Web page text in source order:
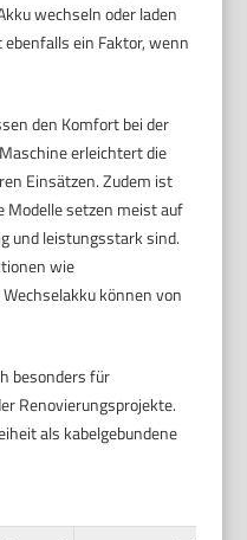
wechseln oder laden
ein Faktor, wenn
den Komfort bei der
erleichtert die
Einsätzen. Zudem ist
Modelle setzen meist auf
und leistungsstark sind.
wie
können von
besonders für
Renovierungsprojekte.
als kabelgebundene